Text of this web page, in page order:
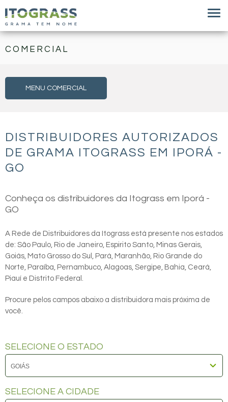
COMERCIAL
MENU COMERCIAL
DISTRIBUIDORES AUTORIZADOS
DE GRAMA ITOGRASS EM IPORÁ -
GO
Conheça os distribuidores da Itograss em Iporá -
GO
A Rede de Distribuidores da Itograss está presente nos estados
de: São Paulo, Rio de Janeiro, Espirito Santo, Minas Gerais,
Goiás, Mato Grosso do Sul, Pará, Maranhão, Rio Grande do
Norte, Paraíba, Pernambuco, Alagoas, Sergipe, Bahia, Ceará,
Piauí e Distrito Federal.
Procure pelos campos abaixo a distribuidora mais próxima de
você.
SELECIONE O ESTADO
SELECIONE A CIDADE